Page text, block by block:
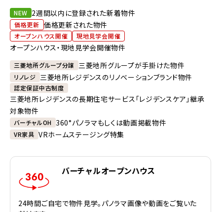
NEW 2週間以内に登録された新着物件
価格更新 価格更新された物件
オープンハウス開催 現地見学会開催
オープンハウス・現地見学会開催物件
三菱地所グループ分譲 三菱地所グループが手掛けた物件
リノレジ 三菱地所レジデンスのリノベーションブランド物件
認定保証中古制度
三菱地所レジデンスの長期住宅サービス「レジデンスケア」継承
対象物件
バーチャルOH 360°パノラマもしくは動画掲載物件
VR家具 VRホームステージング特集
バーチャルオープンハウス
24時間ご自宅で物件見学。パノラマ画像や動画をご覧いた